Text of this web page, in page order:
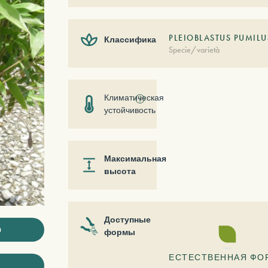
КлассификацияPLEIOBLASTUS
Specie/varietà
Климатическая
устойчивость
ⓘ
Максимальная
высота
Доступные
формы
ЕСТЕСТВЕННАЯ